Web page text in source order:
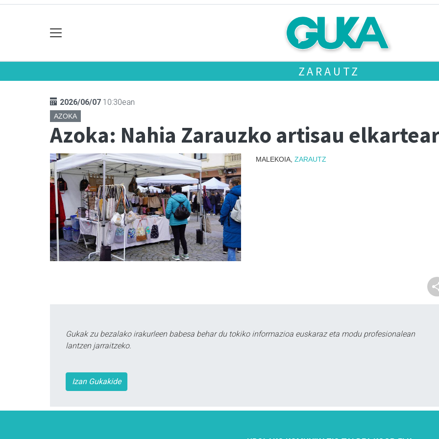
ZARAUTZ
2026/06/07 10:30ean
AZOKA
Azoka: Nahia Zarauzko artisau
MALEKOIA, ZARAUTZ
Gukak zu bezalako irakurleen babesa behar du tokiko informazioa euskaraz eta modu profesionalean
lantzen jarraitzeko.
Izan Gukakide